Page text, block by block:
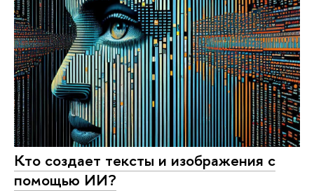
Кто создает тексты и изображения с
помощью ИИ?